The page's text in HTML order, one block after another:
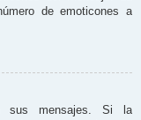
de emoticones a
sus mensajes. Si la